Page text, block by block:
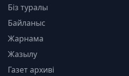
Біз туралы
Байланыс
Жарнама
Жазылу
Газет архиві